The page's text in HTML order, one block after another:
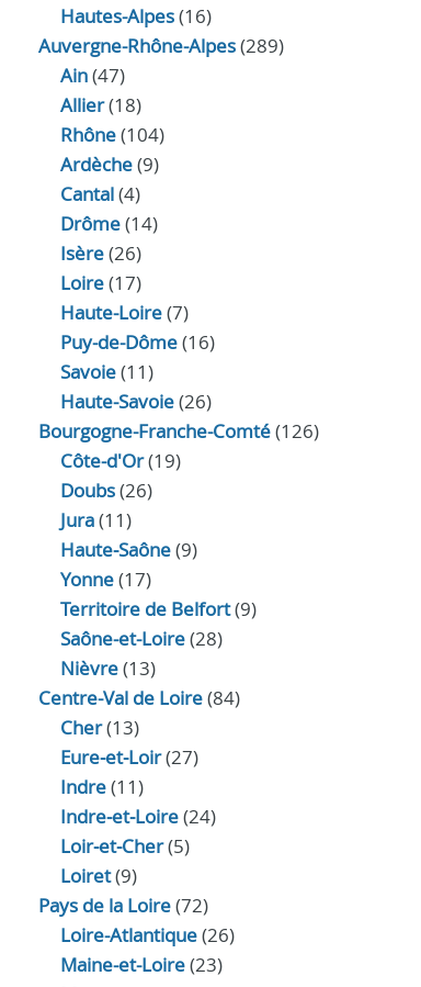
Hautes-Alpes(16)
Auvergne-Rhône-Alpes(289)
Ain(47)
Allier(18)
Rhône(104)
Ardèche(9)
Cantal(4)
Drôme(14)
Isère(26)
Loire(17)
Haute-Loire(7)
Puy-de-Dôme(16)
Savoie(11)
Haute-Savoie(26)
Bourgogne-Franche-Comté(126)
Côte-d'Or(19)
Doubs(26)
Jura(11)
Haute‑Saône(9)
Yonne(17)
Territoire de Belfort(9)
Saône-et-Loire(28)
Nièvre(13)
Centre-Val de Loire(84)
Cher(13)
Eure‑et‑Loir(27)
Indre(11)
Indre‑et‑Loire(24)
Loir‑et‑Cher(5)
Loiret(9)
Pays de la Loire(72)
Loire-Atlantique(26)
Maine-et-Loire(23)